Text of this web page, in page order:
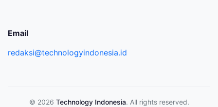
Email
redaksi@technologyindonesia.id
© 2026 Technology Indonesia. All rights reserved.